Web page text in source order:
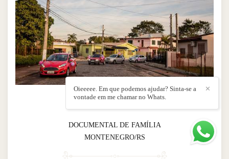
Chárreata da Sophia!
DOCUMENTAL DE FAMÍLIA
MONTENEGRO/RS
✕
Oieeeee. Em que podemos ajudar? Sinta-se a
vontade em me chamar no Whats.